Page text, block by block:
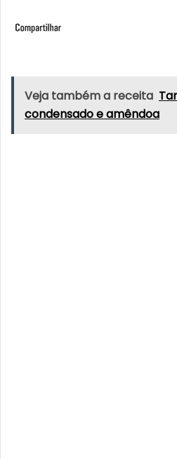
Veja também a receita
condensado e amêndoa